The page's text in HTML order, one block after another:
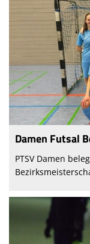
Damen Futsal
PTSV Damen